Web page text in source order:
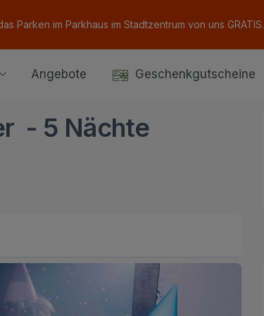
Parken im Parkhaus im Stadtzentrum von uns GRATIS.
Angebote Geschenkgutscheine
- 5 Nächte